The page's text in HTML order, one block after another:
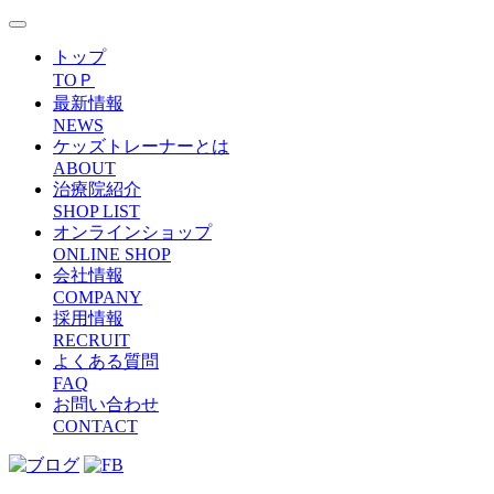
トップ
TOＰ
最新情報
NEWS
ケッズトレーナーとは
ABOUT
治療院紹介
SHOP LIST
オンラインショップ
ONLINE SHOP
会社情報
COMPANY
採用情報
RECRUIT
よくある質問
FAQ
お問い合わせ
CONTACT